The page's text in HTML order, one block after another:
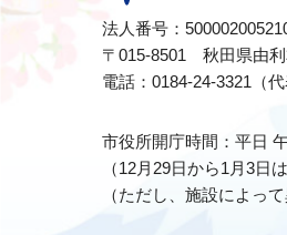
法人番号：
〒015-8501 秋田県由
電話：0184-24-3321（代
市役所開庁時間：平日
（12月29日から1月3日は
（ただし、施設によっ